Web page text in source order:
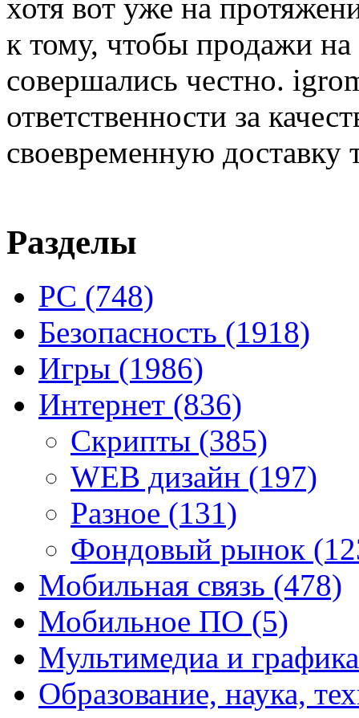
хотя вот уже на
к тому, чтобы продажи
совершались честно.
ответственности за
своевременную доставку
Разделы
PC (748)
Безопасность (1918)
Игры (1986)
Интернет (836)
Скрипты (385)
WEB дизайн (197)
Разное (131)
Фондовый рынок
Мобильная связь (478)
Мобильное ПО (5)
Мультимедиа и
Образование, наука,